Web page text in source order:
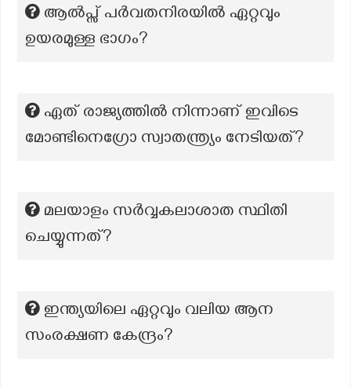
ആൽപ്സ് പർവതനിരയിൽ ഏറ്റവും
ഉയരമുള്ള ഭാഗം?
ഏത് രാജ്യത്തിൽ നിന്നാണ് ഇവിടെ
മോണ്ടിനെഗ്രോ സ്വാതന്ത്ര്യം നേടിയത്?
മലയാളം സര്‍വ്വകലാശാത സ്ഥിതി
ചെയ്യുന്നത്?
ഇന്ത്യയിലെ ഏറ്റവും വലിയ ആന
സംരക്ഷണ കേന്ദ്രം?